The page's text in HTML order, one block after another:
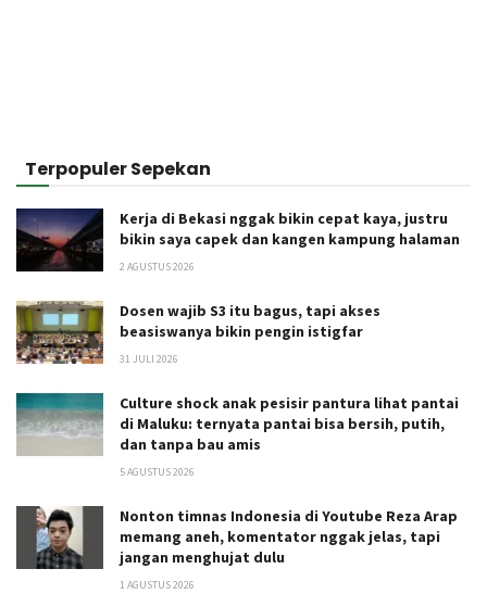
Terpopuler Sepekan
Kerja di Bekasi nggak bikin cepat kaya, justru
bikin saya capek dan kangen kampung halaman
2 AGUSTUS 2026
Dosen wajib S3 itu bagus, tapi akses
beasiswanya bikin pengin istigfar
31 JULI 2026
Culture shock anak pesisir pantura lihat pantai
di Maluku: ternyata pantai bisa bersih, putih,
dan tanpa bau amis
5 AGUSTUS 2026
Nonton timnas Indonesia di Youtube Reza Arap
memang aneh, komentator nggak jelas, tapi
jangan menghujat dulu
1 AGUSTUS 2026